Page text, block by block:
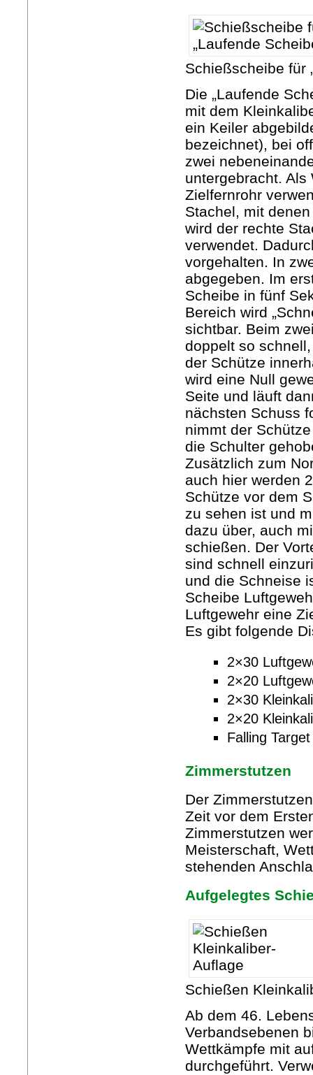
Schießscheibe für
Die „Laufende
mit dem
ein Keiler
bezeichnet), bei
zwei
untergebracht.
Zielfernrohr
Stachel, mit
wird der rechte
verwendet.
vorgehalten. In
abgegeben. Im
Scheibe in fünf
Bereich wird
sichtbar. Beim
doppelt so
der Schütze
wird eine Null
Seite und läuft
nächsten Schuss
nimmt der
die Schulter
Zusätzlich zum
auch hier werden
Schütze vor dem
zu sehen ist und
dazu über, auch
schießen. Der
sind schnell
und die Schneise
Scheibe
Luftgewehr eine
Es gibt folgende
2×30
2×20
2×30
2×20
Falling
Zimmerstutzen
Der
Zeit vor dem
Zimmerstutzen
Meisterschaft,
stehenden
Aufgelegtes
Schießen
Ab dem 46.
Verbandsebenen
Wettkämpfe mit
durchgeführt.